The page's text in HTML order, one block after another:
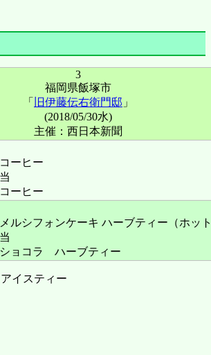
3
福岡県飯塚市
「
旧伊藤伝右衛門邸 」
(2018/05/30水)
主催：西日本新聞
ーヒー
ーヒー
ルシフォンケーキ ハーブティー（ホッ
ョコラ ハーブティー
イスティー